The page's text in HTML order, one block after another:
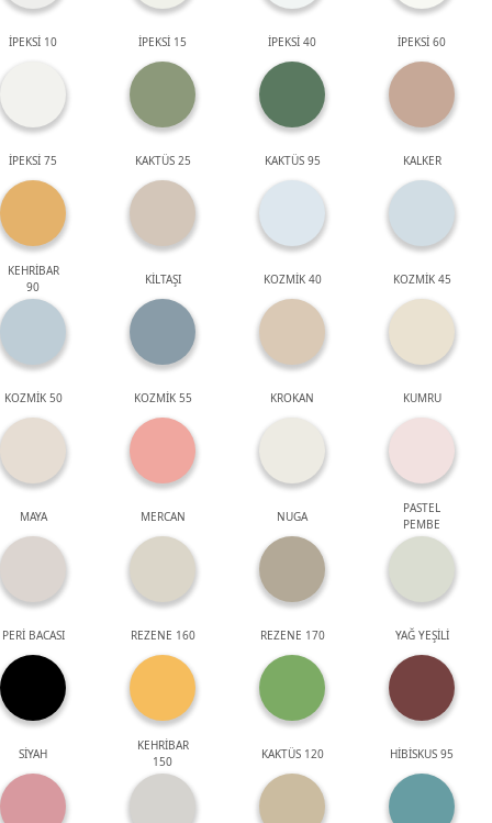
İPEKSİ 10 İPEKSİ 15 İPEKSİ 40 İPEKSİ 60
İPEKSİ 75 KAKTÜS 25 KAKTÜS 95 KALKER
KEHRİBAR
90
KİLTAŞI KOZMİK 40 KOZMİK 45
KOZMİK 50 KOZMİK 55 KROKAN KUMRU
MAYA MERCAN NUGA
PASTEL
PEMBE
PERİ BACASI REZENE 160 REZENE 170 YAĞ YEŞİLİ
SİYAH
KEHRİBAR
150
KAKTÜS 120 HİBİSKUS 95